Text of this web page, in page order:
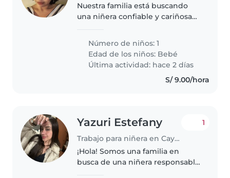
Nuestra familia está buscando
una niñera confiable y cariñosa
bebé enérgico y curioso.
Necesitamos alguien que pueda
adaptarse a nuestro hogar y a las
necesidades..
Número de niños: 1
Edad de los niños: Bebé
Última actividad: hace 2 días
S/ 9.00/hora
Yazuri Estefany
Trabajo para niñera en Cayma
1
¡Hola! Somos una familia en
busca de una niñera responsable